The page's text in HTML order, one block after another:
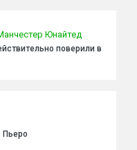
Юнайтед
поверили в